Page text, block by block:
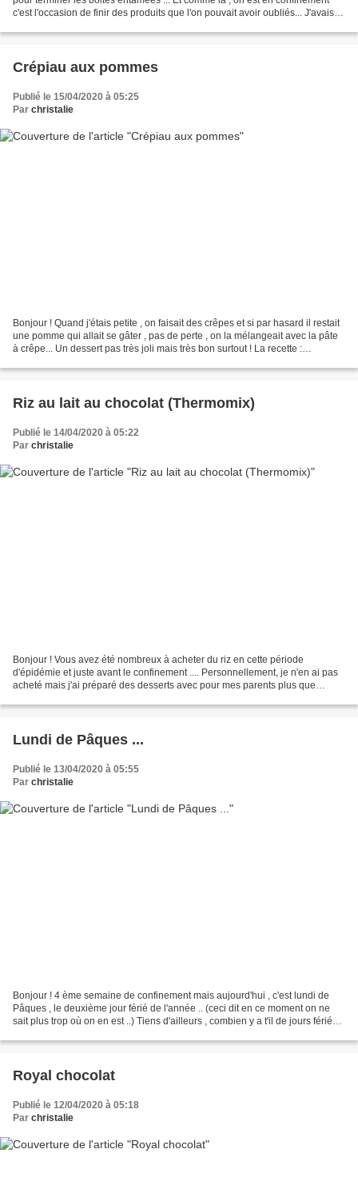
c'est l'occasion de finir des produits que l'on pouvait avoir oubliés... J'avais
Crépiau aux pommes
Publié le 15/04/2020 à 05:25
Par christalie
Bonjour ! Quand j'étais petite , on faisait des crêpes et si par hasard il restait
une pomme qui allait se gâter , pas de perte , on la mélangeait avec la pâte
à crêpe... Un dessert pas très joli mais très bon surtout ! La recette :
Riz au lait au chocolat (Thermomix)
Publié le 14/04/2020 à 05:22
Par christalie
Bonjour ! Vous avez été nombreux à acheter du riz en cette période
d'épidémie et juste avant le confinement .... Personnellement, je n'en ai pas
acheté mais j'ai préparé des desserts avec pour mes parents plus que
Lundi de Pâques ...
Publié le 13/04/2020 à 05:55
Par christalie
Bonjour ! 4 ème semaine de confinement mais aujourd'hui , c'est lundi de
Pâques , le deuxième jour férié de l'année .. (ceci dit en ce moment on ne
sait plus trop où on en est ..) Tiens d'ailleurs , combien y a t'il de jours fériés
Royal chocolat
Publié le 12/04/2020 à 05:18
Par christalie